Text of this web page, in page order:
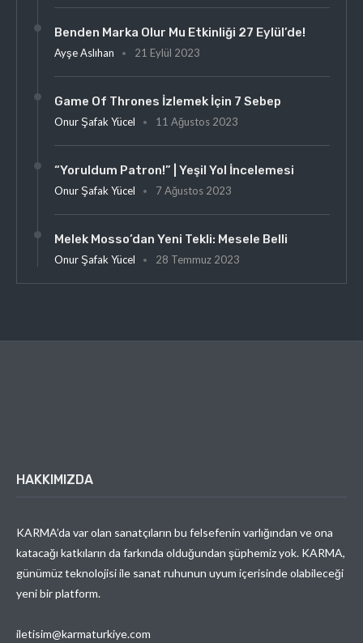
Benden Marka Olur Mu Etkinliği 27 Eylül’de!
Ayşe Aslıhan 21 Eylül 2023
Game Of Thrones İzlemek İçin 7 Sebep
Onur Şafak Yücel 11 Ağustos 2023
“Yoruldum Patron!” | Yeşil Yol İncelemesi
Onur Şafak Yücel 7 Ağustos 2023
Melek Mosso’dan Yeni Tekli: Mesele Belli
Onur Şafak Yücel 28 Temmuz 2023
HAKKIMIZDA
KARMA’da var olan sanatçıların bu felsefenin varlığından ve ona
katacağı katkıların da farkında olduğundan şüphemiz yok. KARMA,
günümüz teknolojisi ile sanat ruhunun uyum içerisinde olabileceği
yeni bir platform.
iletisim@karmaturkiye.com